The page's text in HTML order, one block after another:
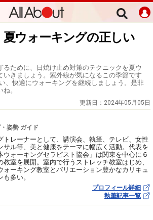
夏ウォーキングの正しい
るために、日焼け止め対策のテクニックを夏ウ
いきましょう。紫外線が気になるこの季節です
、快適にウォーキングを継続しましょう。是非
。
更新日： 2024年05月05日
姿勢 ガイド
トレーナーとして、講演会、執筆、テレビ、女性
サル等、美と健康をテーマに幅広く活動。代表を
ウォーキングセラピスト協会」は関東を中心に６
教室を展開。室内で行うストレッチ教室はじめ、
ォーキング教室とバリエーション豊かなカリキュ
多い。
プロフィール詳細
執筆記事一覧